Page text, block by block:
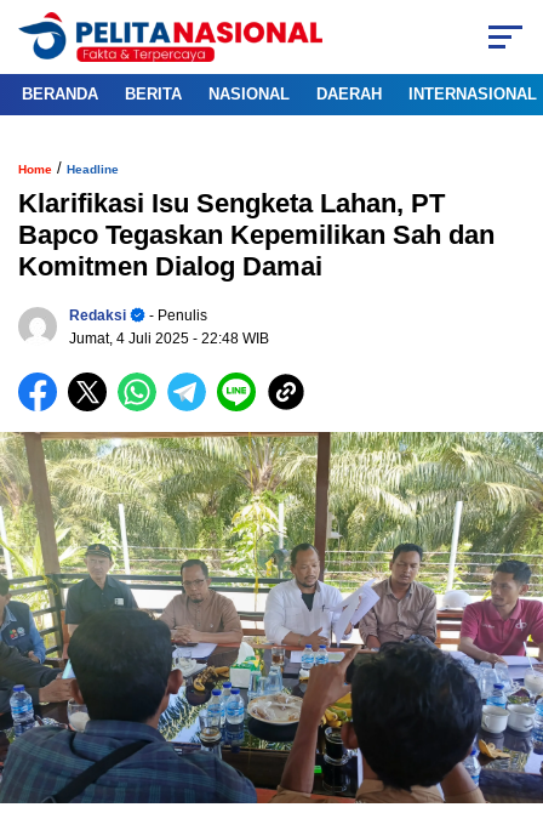
BERANDA BERITA NASIONAL DAERAH INTERNASIONAL
Home / Headline
Klarifikasi Isu Sengketa Lahan, PT
Bapco Tegaskan Kepemilikan Sah dan
Komitmen Dialog Damai
Redaksi
- Penulis
Jumat, 4 Juli 2025 - 22:48 WIB